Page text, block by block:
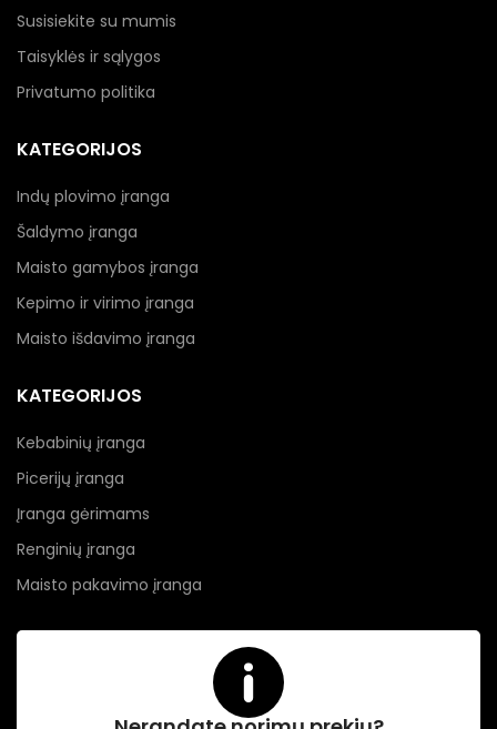
Susisiekite su mumis
Taisyklės ir sąlygos
Privatumo politika
KATEGORIJOS
Indų plovimo įranga
Šaldymo įranga
Maisto gamybos įranga
Kepimo ir virimo įranga
Maisto išdavimo įranga
KATEGORIJOS
Kebabinių įranga
Picerijų įranga
Įranga gėrimams
Renginių įranga
Maisto pakavimo įranga